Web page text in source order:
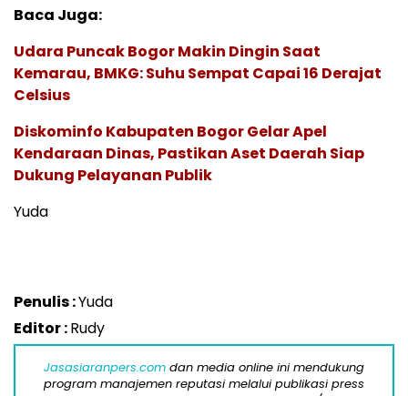
Baca Juga:
Udara Puncak Bogor Makin Dingin Saat
Kemarau, BMKG: Suhu Sempat Capai 16 Derajat
Celsius
Diskominfo Kabupaten Bogor Gelar Apel
Kendaraan Dinas, Pastikan Aset Daerah Siap
Dukung Pelayanan Publik
Yuda
Penulis :Yuda
Editor :Rudy
Jasasiaranpers.com dan media online ini mendukung
program manajemen reputasi melalui publikasi press